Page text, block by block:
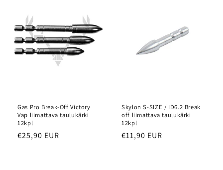
Gas Pro Break-Off Victory
Vap liimattava taulukärki
12kpl
Normaalihinta
€25,90 EUR
Skylon S-SIZE / ID6.2 Break
off liimattava taulukärki
12kpl
Normaalihinta
€11,90 EUR